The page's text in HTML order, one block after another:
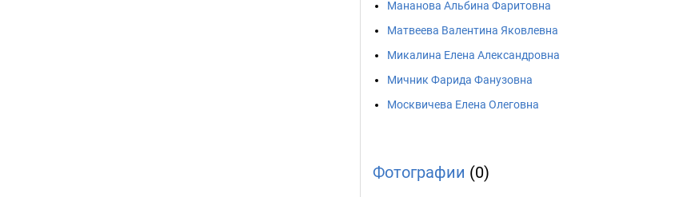
Мананова Альбина Фаритовна
Матвеева Валентина Яковлевна
Микалина Елена Александровна
Мичник Фарида Фанузовна
Москвичева Елена Олеговна
Фотографии (0)